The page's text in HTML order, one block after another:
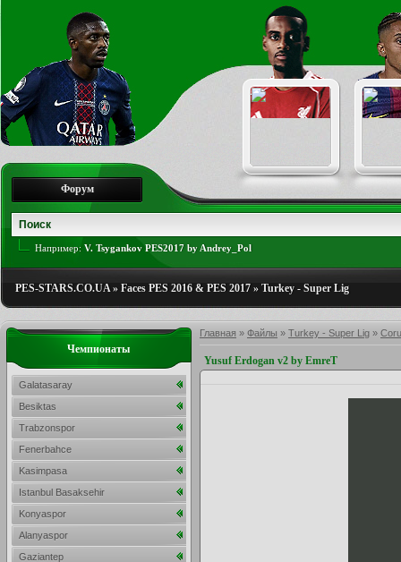
Форум
Например: V. Tsygankov PES2017 by Andrey_Pol
PES-STARS.CO.UA» Faces PES 2016 & PES 2017 » Turkey - Super Lig
Главная » Файлы » Turkey - Super Lig »
Yusuf Erdogan v2 by EmreT
Чемпионаты
Galatasaray
Besiktas
Trabzonspor
Fenerbahce
Kasimpasa
Istanbul Basaksehir
Konyaspor
Alanyaspor
Gaziantep